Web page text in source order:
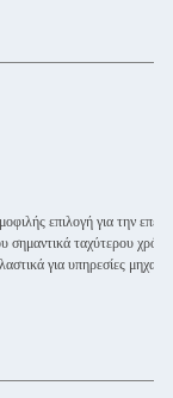
επιλογή για την
σημαντικά ταχύτερου
για υπηρεσίες